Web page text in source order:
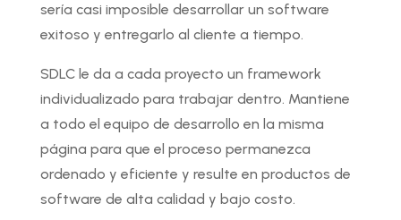
sería casi imposible desarrollar un software
exitoso y entregarlo al cliente a tiempo.
SDLC le da a cada proyecto un framework
individualizado para trabajar dentro. Mantiene
a todo el equipo de desarrollo en la misma
página para que el proceso permanezca
ordenado y eficiente y resulte en productos de
software de alta calidad y bajo costo.